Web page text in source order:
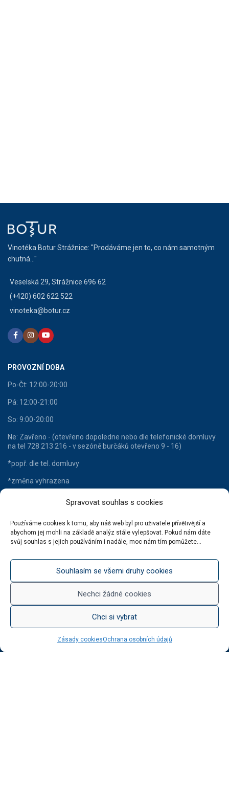
Spravovat souhlas s cookies
Používáme cookies k tomu, aby náš web byl pro uživatele přívětivější a
abychom jej mohli na základě analýz stále vylepšovat. Pokud nám dáte
svůj souhlas s jejich používáním i nadále, moc nám tím pomůžete...
Souhlasím se všemi druhy cookies
Nechci žádné cookies
Chci si vybrat
Zásady cookiesOchrana osobních údajů
Vinotéka Botur Strážnice: "Prodáváme jen to, co nám samotným
chutná..."
Veselská 29, Strážnice 696 62
(+420) 602 622 522
vinoteka@botur.cz
PROVOZNÍ DOBA
Po-Čt: 12:00-20:00
Pá: 12:00-21:00
So: 9:00-20:00
Ne: Zavřeno - (otevřeno dopoledne nebo dle telefonické domluvy
na tel 728 213 216 - v sezóně burčáků otevřeno 9 - 16)
*popř. dle tel. domluvy
*změna vyhrazena
HLAVNÍ KATEGORIE
Lahvové víno
Šumivá vína
Něco na zub
Dárkové balení